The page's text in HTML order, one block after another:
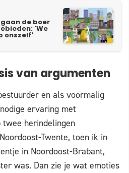
gaan de boer
'We
onszelf'
van argumenten
en als voormalig
ervaring met
twee herindelingen
Twente, toen ik in
in Noordoost-Brabant,
was. Dan zie je wat emoties